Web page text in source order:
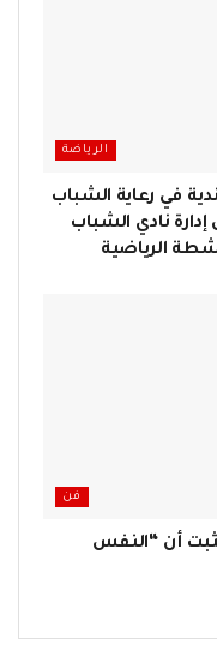
الرياضة
في رعاية الشباب
نادي الشباب
الرياضية
فن
أن “النفس